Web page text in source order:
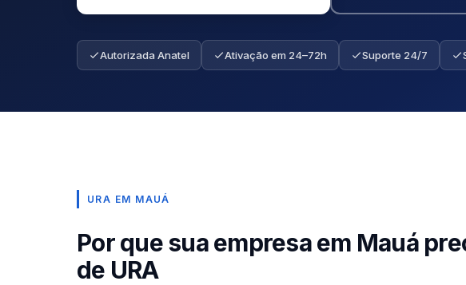
Autorizada Anatel Ativação em 24–72h Suporte 24/7
URA EM MAUÁ
Por que sua empresa em Mauá
de URA